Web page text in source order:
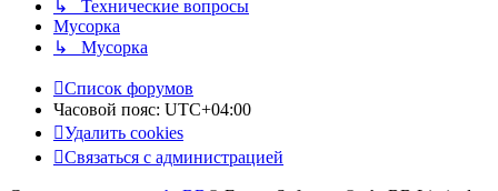
↳ Технические вопросы
Мусорка
↳ Мусорка
Список форумов
Часовой пояс: UTC+04:00
Удалить cookies
Связаться с администрацией